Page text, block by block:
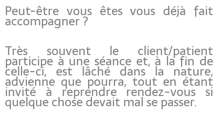
Peut-être vous êtes vous déjà fait
accompagner ?
Très souvent le client/patient
participe à une séance et, à la fin de
celle-ci, est lâché dans la nature,
advienne que pourra, tout en étant
invité à reprendre rendez-vous si
quelque chose devait mal se passer.